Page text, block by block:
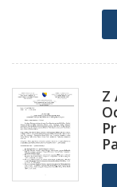
Z